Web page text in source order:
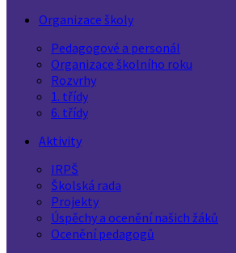
Organizace školy
Pedagogové a personál
Organizace školního roku
Rozvrhy
1. třídy
6. třídy
Aktivity
IRPŠ
Školská rada
Projekty
Úspěchy a ocenění našich žáků
Ocenění pedagogů